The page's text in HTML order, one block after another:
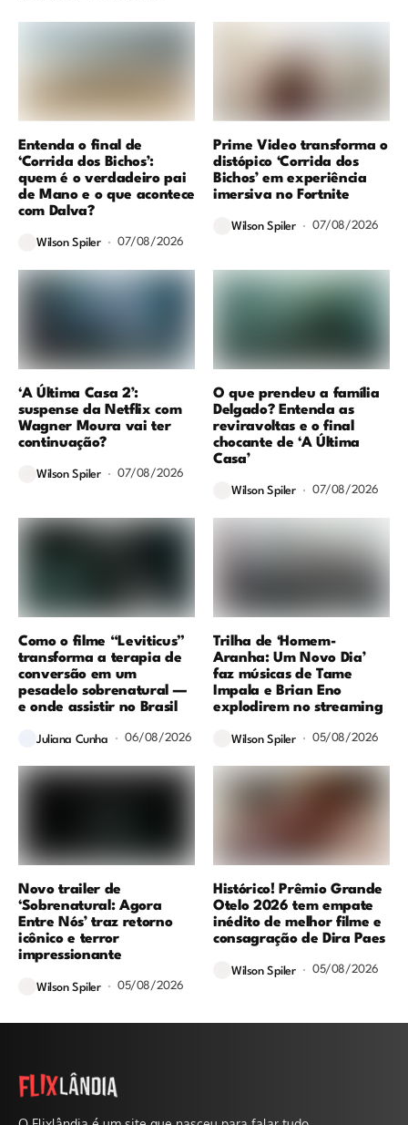
Entenda o final de
‘Corrida dos Bichos’:
quem é o verdadeiro pai
de Mano e o que acontece
com Dalva?
Wilson Spiler 07/08/2026
Prime Video transforma o
distópico ‘Corrida dos
Bichos’ em experiência
imersiva no Fortnite
Wilson Spiler 07/08/2026
‘A Última Casa 2’:
suspense da Netflix com
Wagner Moura vai ter
continuação?
Wilson Spiler 07/08/2026
O que prendeu a família
Delgado? Entenda as
reviravoltas e o final
chocante de ‘A Última
Casa’
Wilson Spiler 07/08/2026
Como o filme “Leviticus”
transforma a terapia de
conversão em um
pesadelo sobrenatural —
e onde assistir no Brasil
Juliana Cunha 06/08/2026
Trilha de ‘Homem-
Aranha: Um Novo Dia’
faz músicas de Tame
Impala e Brian Eno
explodirem no streaming
Wilson Spiler 05/08/2026
Novo trailer de
‘Sobrenatural: Agora
Entre Nós’ traz retorno
icônico e terror
impressionante
Wilson Spiler 05/08/2026
Histórico! Prêmio Grande
Otelo 2026 tem empate
inédito de melhor filme e
consagração de Dira Paes
Wilson Spiler 05/08/2026